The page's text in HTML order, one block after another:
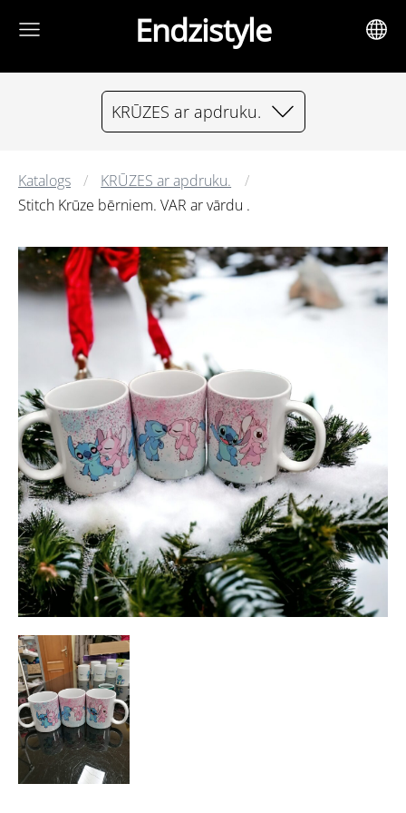
Endzistyle
KRŪZES ar apdruku.
Katalogs
KRŪZES ar apdruku.
Stitch Krūze bērniem. VAR ar vārdu .